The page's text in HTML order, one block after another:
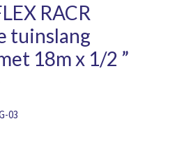
RACR
tuinslang
18m x 1/2 ”
03